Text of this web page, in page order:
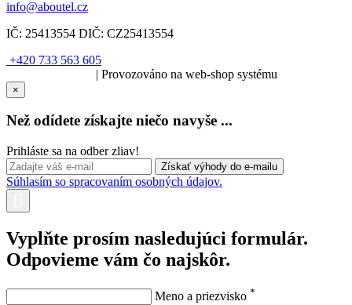
info@aboutel.cz
IČ: 25413554 DIČ: CZ25413554
+420 733 563 605
| Provozováno na web-shop systému
×
Než odídete získajte niečo navyše ...
Prihláste sa na odber zliav!
Súhlasím so spracovaním osobných údajov.
Vyplňte prosím nasledujúci formulár.
Odpovieme vám čo najskôr.
Meno a priezvisko *